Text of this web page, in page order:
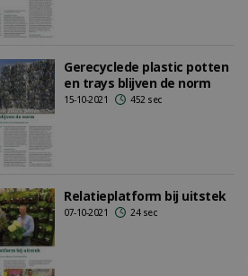
Gerecyclede plastic potten
en trays blijven de norm
15-10-2021 452 sec
Relatieplatform bij uitstek
07-10-2021 24 sec